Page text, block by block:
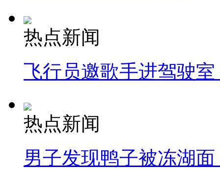
热点新闻
飞行员邀歌手进驾驶
热点新闻
男子发现鸭子被冻湖